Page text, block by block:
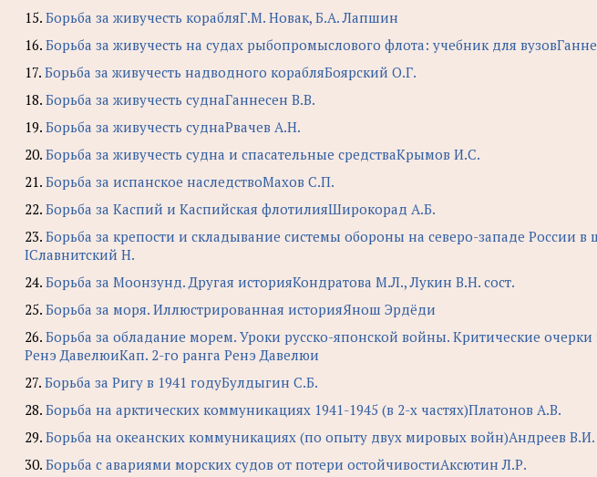
15. Борьба за живучесть корабляГ.М. Новак, Б.А. Лапшин
16. Борьба за живучесть на судах рыбопромыслового флота: учебник для
17. Борьба за живучесть надводного корабляБоярский О.Г.
18. Борьба за живучесть суднаГаннесен В.В.
19. Борьба за живучесть суднаРвачев А.Н.
20. Борьба за живучесть судна и спасательные средстваКрымов И.С.
21. Борьба за испанское наследствоМахов С.П.
22. Борьба за Каспий и Каспийская флотилияШирокорад А.Б.
23. Борьба за крепости и складывание системы обороны на северо-западе России в
IСлавнитский Н.
24. Борьба за Моонзунд. Другая историяКондратова М.Л., Лукин В.Н. сост.
25. Борьба за моря. Иллюстрированная историяЯнош Эрдёди
26. Борьба за обладание морем. Уроки русско-японской войны. Критические очерки
Ренэ ДавелюиКап. 2-го ранга Ренэ Давелюи
27. Борьба за Ригу в 1941 годуБулдыгин С.Б.
28. Борьба на арктических коммуникациях 1941-1945 (в 2-х частях)Платонов А.В.
29. Борьба на океанских коммуникациях (по опыту двух мировых войн)Андреев В.И.
30. Борьба с авариями морских судов от потери остойчивостиАксютин Л.Р.